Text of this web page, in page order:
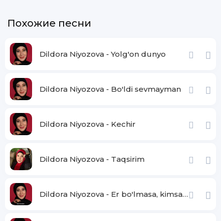
Xoji onam bor mening onam
Ko'ngli toza bag'ri bahor yoz onam
Xoji onam mening onam
Bor davlatim boshimdagi toj onam
Uyimni fayz barakaga to'ldirar
Borligi bor armonlarim
U bilan har bayramu to'y zo'r bo'lar
Xoji onam mening onam
Похожие песни
Dildora Niyozova - Yolg'on dunyo
Dildora Niyozova - Bo'ldi sevmayman
Dildora Niyozova - Kechir
Dildora Niyozova - Taqsirim
Dildora Niyozova - Er bo'lmasa, kimsan ayol